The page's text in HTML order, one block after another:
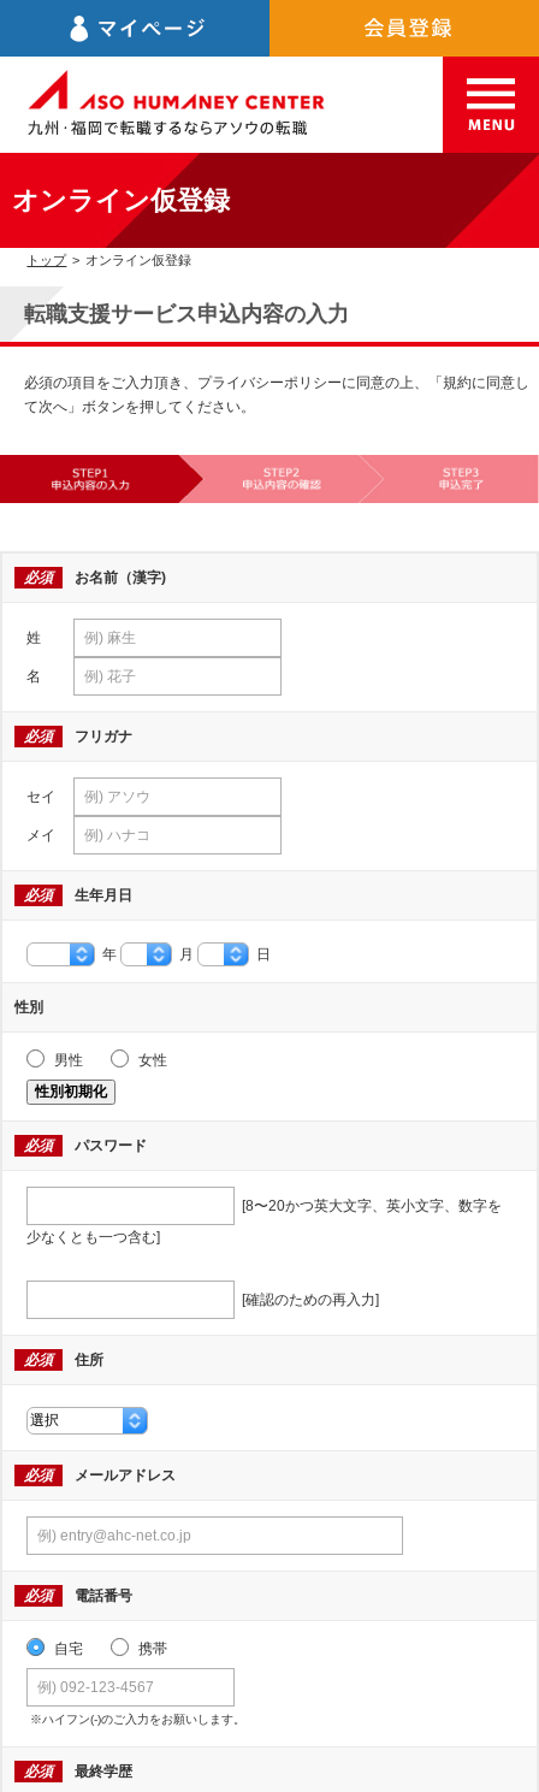
オンライン仮登録
トップ > オンライン仮登録
転職支援サービス申込内容の入力
必須の項目をご入力頂き、プライバシーポリシーに同意の上、「規約に同意し
て次へ」ボタンを押してください。
必須 お名前（漢字)
姓
名
必須 フリガナ
セイ
メイ
必須 生年月日
年 月 日
性別
男性
女性
性別初期化
必須 パスワード
[8〜20かつ英大文字、英小文字、数字を
少なくとも一つ含む]
[確認のための再入力]
必須 住所
必須 メールアドレス
必須 電話番号
自宅 携帯
※ハイフン(-)のご入力をお願いします。
必須 最終学歴